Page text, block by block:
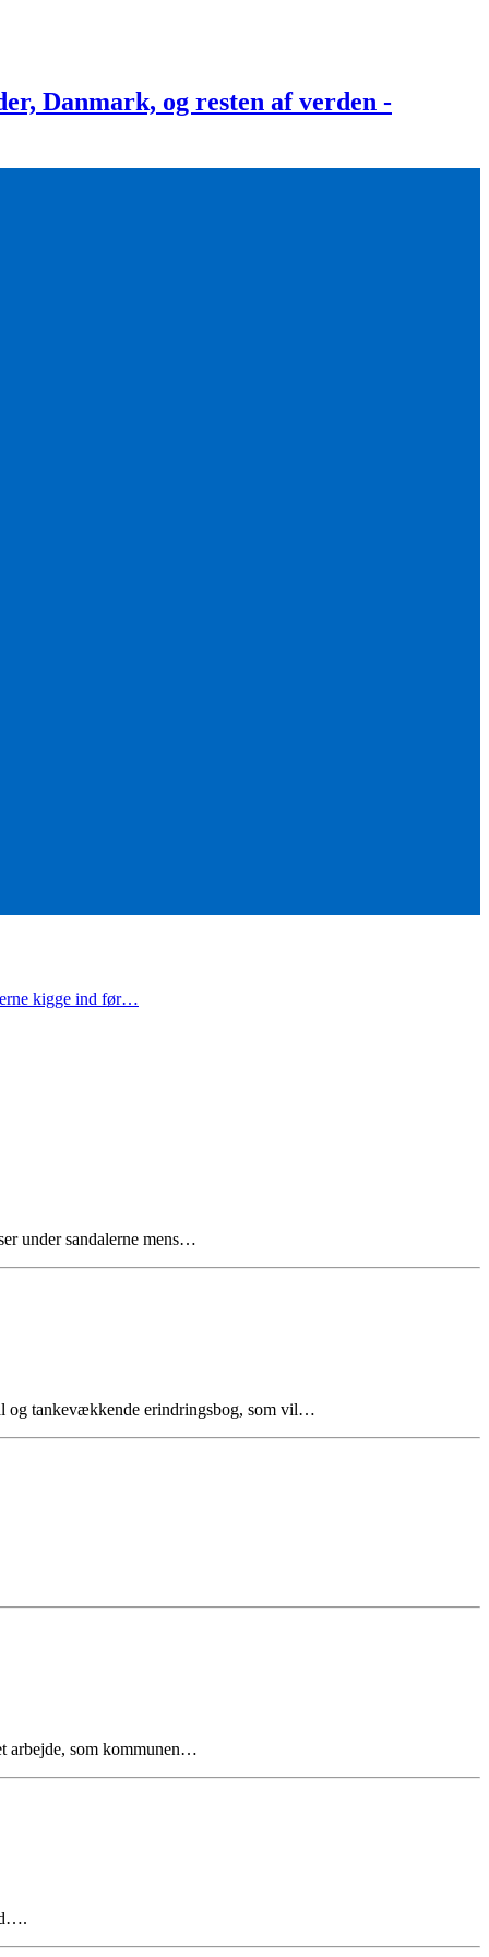
Danmark, og resten af verden -
kigge ind før…
under sandalerne mens…
og tankevækkende erindringsbog, som vil…
arbejde, som kommunen…